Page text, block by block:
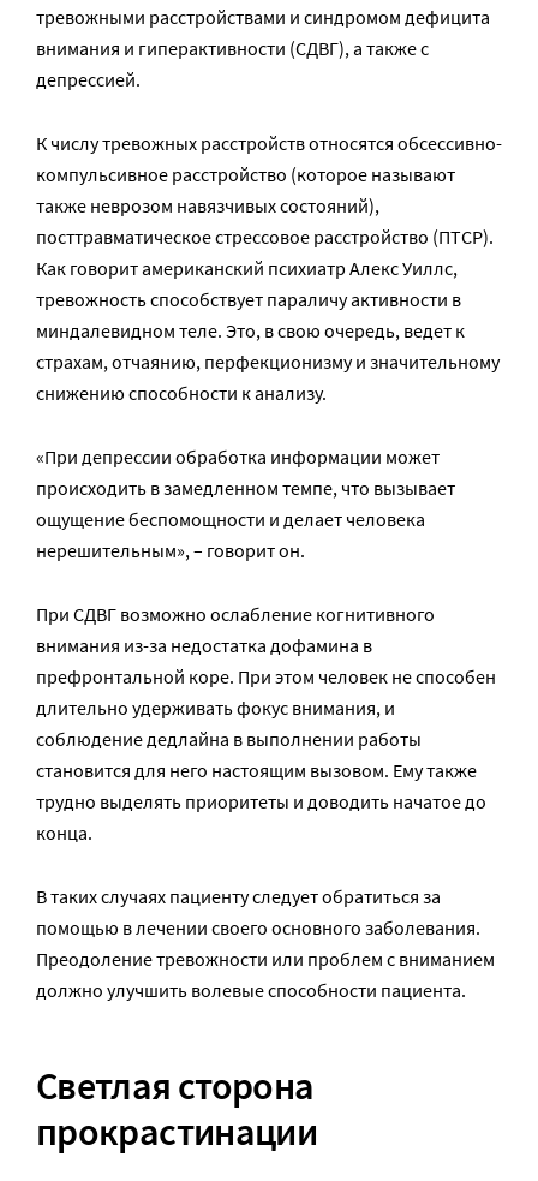
тревожными расстройствами и синдромом дефицита
внимания и гиперактивности (СДВГ), а также с
депрессией.
К числу тревожных расстройств относятся обсессивно-
компульсивное расстройство (которое называют
также неврозом навязчивых состояний),
посттравматическое стрессовое расстройство (ПТСР).
Как говорит американский психиатр Алекс Уиллс,
тревожность способствует параличу активности в
миндалевидном теле. Это, в свою очередь, ведет к
страхам, отчаянию, перфекционизму и значительному
снижению способности к анализу.
«При депрессии обработка информации может
происходить в замедленном темпе, что вызывает
ощущение беспомощности и делает человека
нерешительным», – говорит он.
При СДВГ возможно ослабление когнитивного
внимания из-за недостатка дофамина в
префронтальной коре. При этом человек не способен
длительно удерживать фокус внимания, и
соблюдение дедлайна в выполнении работы
становится для него настоящим вызовом. Ему также
трудно выделять приоритеты и доводить начатое до
конца.
В таких случаях пациенту следует обратиться за
помощью в лечении своего основного заболевания.
Преодоление тревожности или проблем с вниманием
должно улучшить волевые способности пациента.
Светлая сторона
прокрастинации